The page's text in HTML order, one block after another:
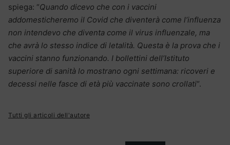
spiega: “Quando dicevo che con i vaccini
addomesticheremo il Covid che diventerà come l’influenza
non intendevo che diventa come il virus influenzale, ma
che avrà lo stesso indice di letalità. Questa è la prova che i
vaccini stanno funzionando. I bollettini dell’Istituto
superiore di sanità lo mostrano ogni settimana: ricoveri e
decessi nelle fasce di età più vaccinate sono crollati“.
Tutti gli articoli dell'autore